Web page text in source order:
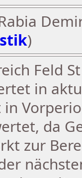
)
Feld
in
da
zur